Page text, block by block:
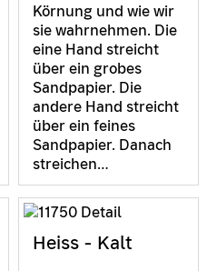
Körnung und wie wir
sie wahrnehmen. Die
eine Hand streicht
über ein grobes
Sandpapier. Die
andere Hand streicht
über ein feines
Sandpapier. Danach
streichen…
Heiss - Kalt